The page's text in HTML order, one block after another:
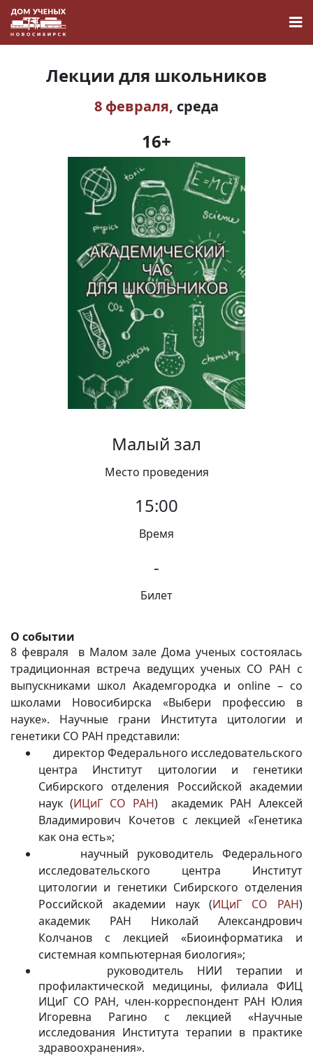
Наука
О Доме учёных
Виртуальный тур
Контакты
Вакансии
Лекции для школьников
8 февраля, среда
16+
Малый зал
Место проведения
15:00
Время
-
Билет
О событии
8 февраля в Малом зале Дома ученых состоялась
традиционная встреча ведущих ученых СО РАН с
выпускниками школ Академгородка и online – со
школами Новосибирска «Выбери профессию в
науке». Научные грани Института цитологии и
генетики СО РАН представили:
директор Федерального исследовательского
центра Институт цитологии и генетики
Сибирского отделения Российской академии
наук (ИЦиГ СО РАН) академик РАН Алексей
Владимирович Кочетов с лекцией «Генетика
как она есть»;
научный руководитель Федерального
исследовательского центра Институт
цитологии и генетики Сибирского отделения
Российской академии наук (ИЦиГ СО РАН)
академик РАН Николай Александрович
Колчанов с лекцией «Биоинформатика и
системная компьютерная биология»;
руководитель НИИ терапии и
профилактической медицины, филиала ФИЦ
ИЦиГ СО РАН, член-корреспондент РАН Юлия
Игоревна Рагино с лекцией «Научные
исследования Института терапии в практике
здравоохранения».